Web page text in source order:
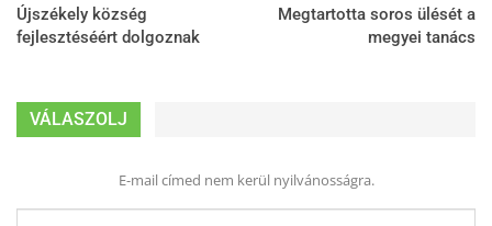
Újszékely község
fejlesztéséért dolgoznak
Megtartotta soros ülését a
megyei tanács
VÁLASZOLJ
E-mail címed nem kerül nyilvánosságra.